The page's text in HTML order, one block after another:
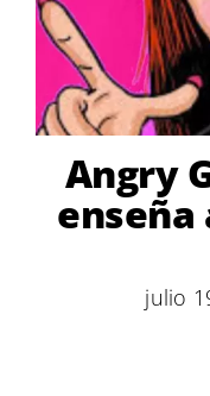
Angry
enseña
julio